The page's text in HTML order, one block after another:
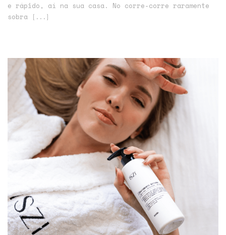
e rápido, aí na sua casa. No corre-corre raramente
sobra
[...]